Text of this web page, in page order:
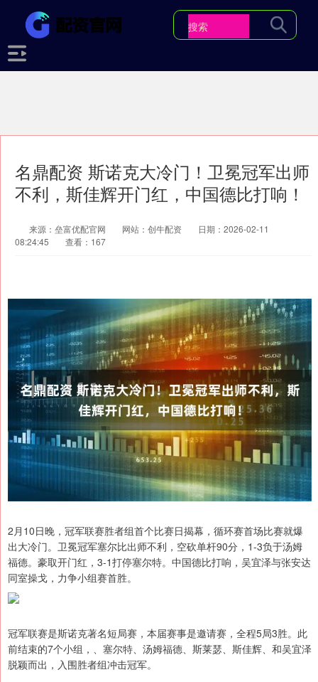
名鼎配资 斯诺克大冷门！卫冕冠军出师
不利，斯佳辉开门红，中国德比打响！
来源：垒富优配官网 网站：创牛配资
日期：2026-02-11
08:24:45
查看：167
2月10日晚，冠军联赛胜者组首个比赛日揭幕，循环赛首场比赛就爆
出大冷门。卫冕冠军塞尔比出师不利，空砍单杆90分，1-3负于汤姆
福德。豪取开门红，3-1打停塞尔特。中国德比打响，吴宜泽与张安达
同室操戈，力争小组赛首胜。
冠军联赛是斯诺克著名短局赛，本届赛事是邀请赛，全程5局3胜。此
前结束的7个小组，、塞尔特、汤姆福德、斯莱瑟、斯佳辉、和吴宜泽
脱颖而出，入围胜者组冲击冠军。